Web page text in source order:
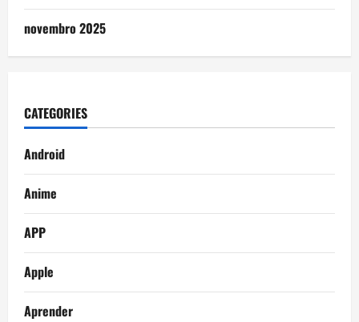
novembro 2025
CATEGORIES
Android
Anime
APP
Apple
Aprender